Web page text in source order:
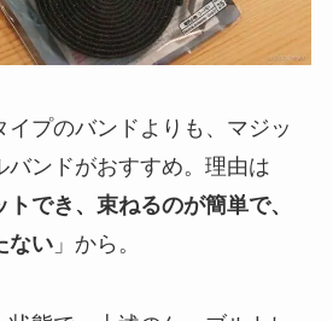
プのバンドよりも、マジッ
バンドがおすすめ。理由は
でき、束ねるのが簡単で、
ない」から。